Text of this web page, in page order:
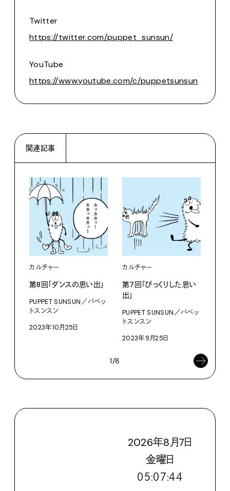
Twitter
https://twitter.com/puppet_sunsun/
YouTube
https://www.youtube.com/c/puppetsunsun
関連記事
カルチャー
第8回「ダンスの思い出」
PUPPET SUNSUN／パペッ
トスンスン
2023年10月25日
カルチャー
第7回「びっくりした思い
出」
PUPPET SUNSUN／パペッ
トスンスン
2023年9月25日
1/8
2026年8月7日
金曜日
０５:０７:４５